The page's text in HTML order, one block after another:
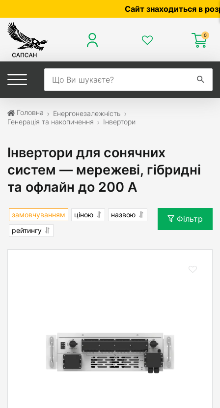
Сайт знаходиться в
0
Головна
Енергонезалежність
Генерація та накопичення
Інвертори
Інвертори для сонячних
систем — мережеві, гібридні
та офлайн до 200 А
замовчуванням ціною
назвою
рейтингу
Фільтр